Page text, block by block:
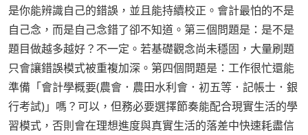
是你能辨識自己的錯誤，並且能持續校正。會計最怕的不是
自己念，而是自己念錯了卻不知道。第三個問題是：是不是
題目做越多越好？不一定。若基礎觀念尚未穩固，大量刷題
只會讓錯誤模式被重複加深。第四個問題是：工作很忙還能
準備「會計學概要(農會．農田水利會．初五等．記帳士．銀
行考試)」嗎？可以，但務必要選擇節奏能配合現實生活的學
習模式，否則會在理想進度與真實生活的落差中快速耗盡信